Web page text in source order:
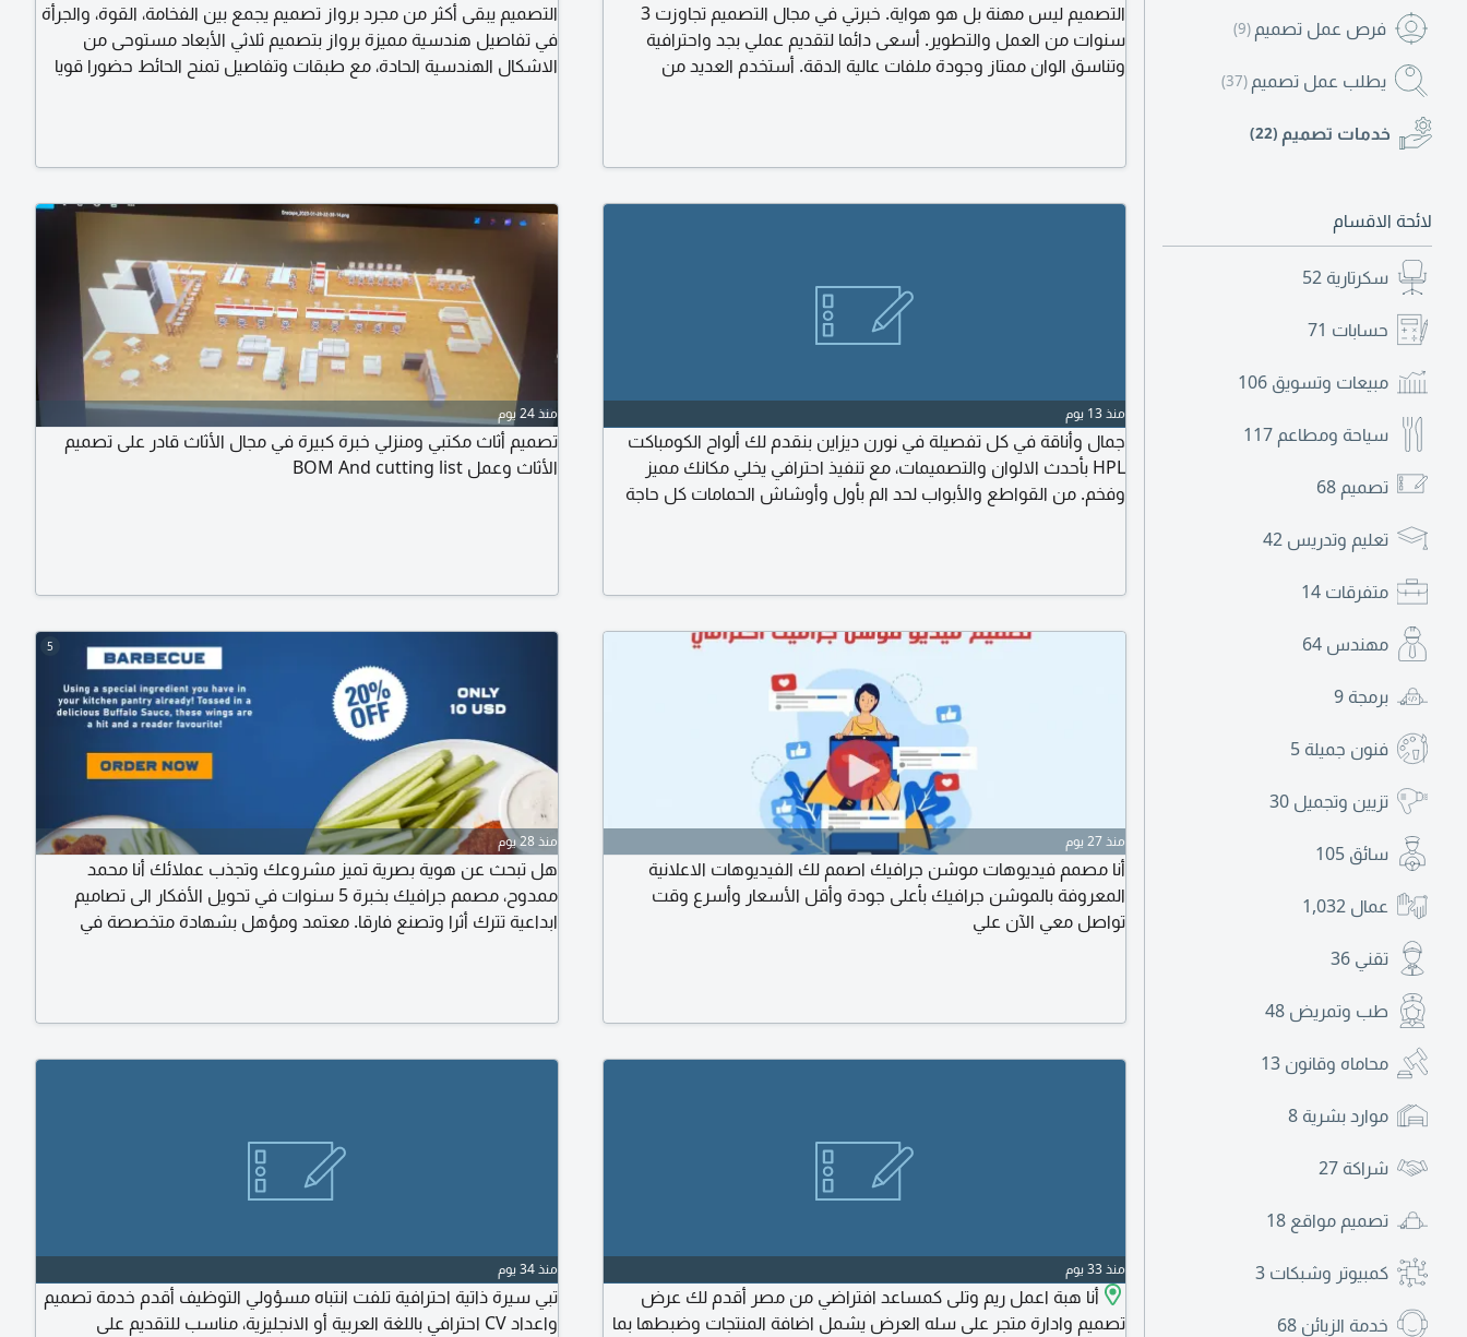
فرص عمل تصميم (9)
يطلب عمل تصميم (37)
خدمات تصميم (22)
لائحة الاقسام
سكرتارية 52
حسابات 71
مبيعات وتسويق 106
سياحة ومطاعم 117
تصميم 68
تعليم وتدريس 42
متفرقات 14
مهندس 64
برمجة 9
فنون جميلة 5
تزيين وتجميل 30
سائق 105
عمال 1,032
تقني 36
طب وتمريض 48
محاماه وقانون 13
موارد بشرية 8
شراكة 27
تصميم مواقع 18
كمبيوتر وشبكات 3
خدمة الزبائن 68
التصميم ليس مهنة بل هو هواية. خبرتي في مجال التصميم تجاوزت 3
سنوات من العمل والتطوير. أسعى دائما لتقديم عملي بجد واحترافية
وتناسق الوان ممتاز وجودة ملفات عالية الدقة. أستخدم العديد من
التصميم يبقى أكثر من مجرد برواز تصميم يجمع بين الفخامة، القوة، والجرأة
في تفاصيل هندسية مميزة برواز بتصميم ثلاثي الأبعاد مستوحى من
الاشكال الهندسية الحادة، مع طبقات وتفاصيل تمنح الحائط حضورا قويا
منذ 13 يوم
جمال وأناقة في كل تفصيلة في نورن ديزاين بنقدم لك ألواح الكومباكت
HPL بأحدث الالوان والتصميمات، مع تنفيذ احترافي يخلي مكانك مميز
وفخم. من القواطع والأبواب لحد الم بأول وأوشاش الحمامات كل حاجة
منذ 24 يوم
تصميم أثاث مكتبي ومنزلي خبرة كبيرة في مجال الأثاث قادر على تصميم
الأثاث وعمل BOM And cutting list
منذ 27 يوم
أنا مصمم فيديوهات موشن جرافيك اصمم لك الفيديوهات الاعلانية
المعروفة بالموشن جرافيك بأعلى جودة وأقل الأسعار وأسرع وقت
تواصل معي الآن علي
5
منذ 28 يوم
هل تبحث عن هوية بصرية تميز مشروعك وتجذب عملائك أنا محمد
ممدوح، مصمم جرافيك بخبرة 5 سنوات في تحويل الأفكار الى تصاميم
ابداعية تترك أثرا وتصنع فارقا. معتمد ومؤهل بشهادة متخصصة في
والهويات البصرية (Logos) نبتكر لك رمزا
منذ 33 يوم
أنا هبة اعمل ريم وتلى كمساعد افتراضي من مصر أقدم لك عرض
تصميم وادارة متجر على سله العرض يشمل اضافة المنتجات وضبطها بما
منذ 34 يوم
تبي سيرة ذاتية احترافية تلفت انتباه مسؤولي التوظيف أقدم خدمة تصميم
واعداد CV احترافي باللغة العربية أو الانجليزية، مناسب للتقديم على